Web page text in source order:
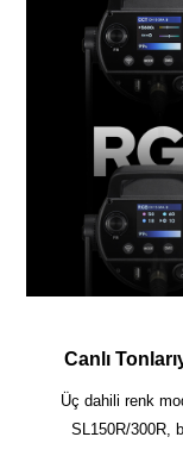
Canlı
Üç dahili renk
SL150R/300R,